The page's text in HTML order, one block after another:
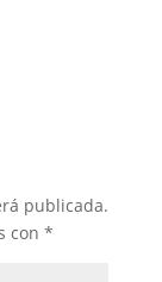
publicada.
con *